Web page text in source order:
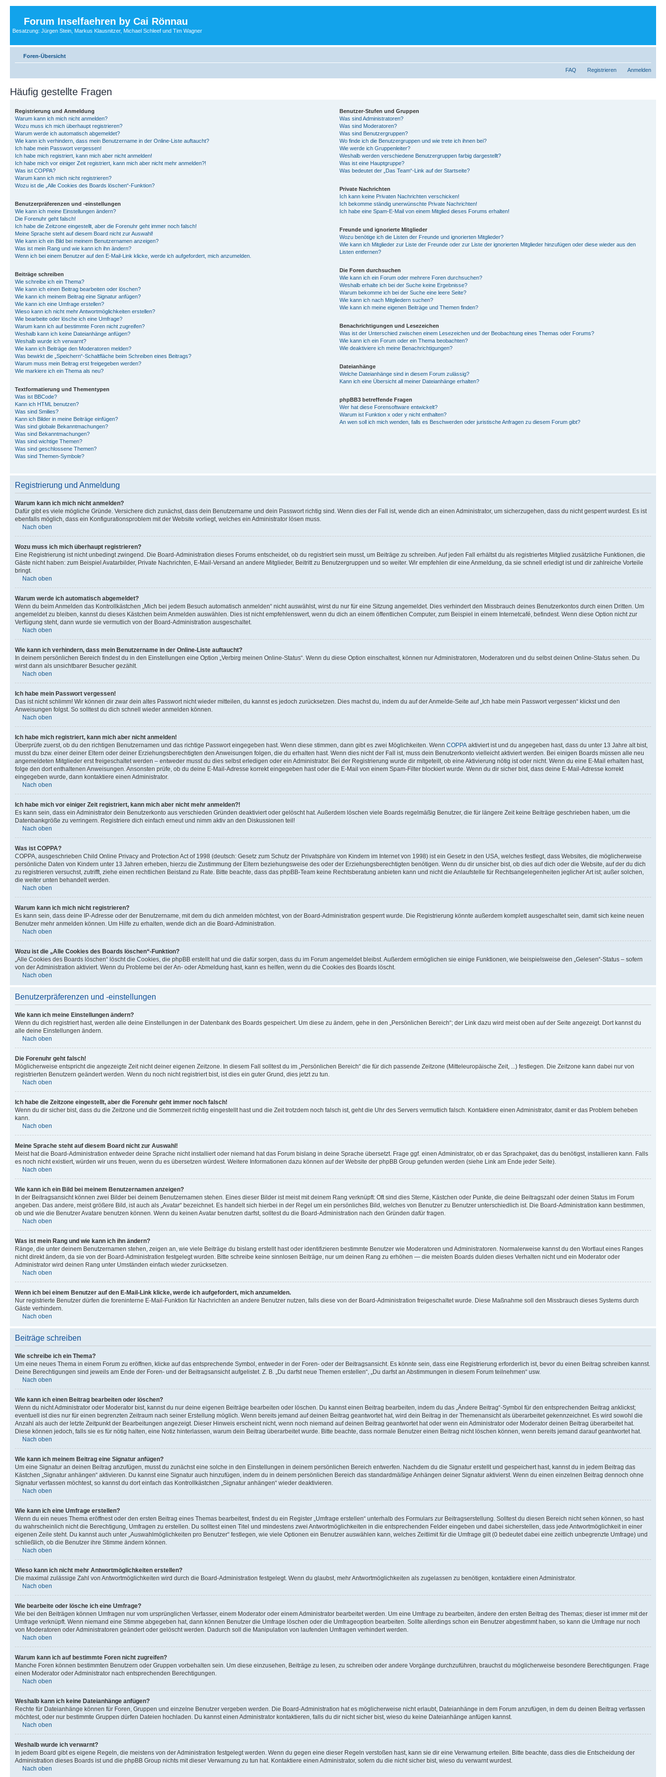
Forum Inselfaehren by Cai Rönnau
Besatzung: Jürgen Stein, Markus Klausnitzer, Michael Schleef und Tim Wagner
Foren-Übersicht
FAQ Registrieren Anmelden
Häufig gestellte Fragen
Registrierung und Anmeldung
Warum kann ich mich nicht anmelden?
Wozu muss ich mich überhaupt registrieren?
Warum werde ich automatisch abgemeldet?
Wie kann ich verhindern, dass mein Benutzername in der Online-Liste auftaucht?
Ich habe mein Passwort vergessen!
Ich habe mich registriert, kann mich aber nicht anmelden!
Ich habe mich vor einiger Zeit registriert, kann mich aber nicht mehr anmelden?!
Was ist COPPA?
Warum kann ich mich nicht registrieren?
Wozu ist die „Alle Cookies des Boards löschen“-Funktion?
Benutzerpräferenzen und -einstellungen
Wie kann ich meine Einstellungen ändern?
Die Forenuhr geht falsch!
Ich habe die Zeitzone eingestellt, aber die Forenuhr geht immer noch falsch!
Meine Sprache steht auf diesem Board nicht zur Auswahl!
Wie kann ich ein Bild bei meinem Benutzernamen anzeigen?
Was ist mein Rang und wie kann ich ihn ändern?
Wenn ich bei einem Benutzer auf den E-Mail-Link klicke, werde ich aufgefordert, mich anzumelden.
Beiträge schreiben
Wie schreibe ich ein Thema?
Wie kann ich einen Beitrag bearbeiten oder löschen?
Wie kann ich meinem Beitrag eine Signatur anfügen?
Wie kann ich eine Umfrage erstellen?
Wieso kann ich nicht mehr Antwortmöglichkeiten erstellen?
Wie bearbeite oder lösche ich eine Umfrage?
Warum kann ich auf bestimmte Foren nicht zugreifen?
Weshalb kann ich keine Dateianhänge anfügen?
Weshalb wurde ich verwarnt?
Wie kann ich Beiträge den Moderatoren melden?
Was bewirkt die „Speichern“-Schaltfläche beim Schreiben eines Beitrags?
Warum muss mein Beitrag erst freigegeben werden?
Wie markiere ich ein Thema als neu?
Textformatierung und Thementypen
Was ist BBCode?
Kann ich HTML benutzen?
Was sind Smilies?
Kann ich Bilder in meine Beiträge einfügen?
Was sind globale Bekanntmachungen?
Was sind Bekanntmachungen?
Was sind wichtige Themen?
Was sind geschlossene Themen?
Was sind Themen-Symbole?
Benutzer-Stufen und Gruppen
Was sind Administratoren?
Was sind Moderatoren?
Was sind Benutzergruppen?
Wo finde ich die Benutzergruppen und wie trete ich ihnen bei?
Wie werde ich Gruppenleiter?
Weshalb werden verschiedene Benutzergruppen farbig dargestellt?
Was ist eine Hauptgruppe?
Was bedeutet der „Das Team“-Link auf der Startseite?
Private Nachrichten
Ich kann keine Privaten Nachrichten verschicken!
Ich bekomme ständig unerwünschte Private Nachrichten!
Ich habe eine Spam-E-Mail von einem Mitglied dieses Forums erhalten!
Freunde und ignorierte Mitglieder
Wozu benötige ich die Listen der Freunde und ignorierten Mitglieder?
Wie kann ich Mitglieder zur Liste der Freunde oder zur Liste der ignorierten Mitglieder hinzufügen oder diese wieder aus den
Listen entfernen?
Die Foren durchsuchen
Wie kann ich ein Forum oder mehrere Foren durchsuchen?
Weshalb erhalte ich bei der Suche keine Ergebnisse?
Warum bekomme ich bei der Suche eine leere Seite?
Wie kann ich nach Mitgliedern suchen?
Wie kann ich meine eigenen Beiträge und Themen finden?
Benachrichtigungen und Lesezeichen
Was ist der Unterschied zwischen einem Lesezeichen und der Beobachtung eines Themas oder Forums?
Wie kann ich ein Forum oder ein Thema beobachten?
Wie deaktiviere ich meine Benachrichtigungen?
Dateianhänge
Welche Dateianhänge sind in diesem Forum zulässig?
Kann ich eine Übersicht all meiner Dateianhänge erhalten?
phpBB3 betreffende Fragen
Wer hat diese Forensoftware entwickelt?
Warum ist Funktion x oder y nicht enthalten?
An wen soll ich mich wenden, falls es Beschwerden oder juristische Anfragen zu diesem Forum gibt?
Registrierung und Anmeldung
Warum kann ich mich nicht anmelden?
Dafür gibt es viele mögliche Gründe. Versichere dich zunächst, dass dein Benutzername und dein Passwort richtig sind. Wenn dies der Fall ist, wende dich an einen Administrator, um sicherzugehen, dass du nicht gesperrt wurdest. Es ist
ebenfalls möglich, dass ein Konfigurationsproblem mit der Website vorliegt, welches ein Administrator lösen muss.
Nach oben
Wozu muss ich mich überhaupt registrieren?
Eine Registrierung ist nicht unbedingt zwingend. Die Board-Administration dieses Forums entscheidet, ob du registriert sein musst, um Beiträge zu schreiben. Auf jeden Fall erhältst du als registriertes Mitglied zusätzliche Funktionen, die
Gäste nicht haben: zum Beispiel Avatarbilder, Private Nachrichten, E-Mail-Versand an andere Mitglieder, Beitritt zu Benutzergruppen und so weiter. Wir empfehlen dir eine Anmeldung, da sie schnell erledigt ist und dir zahlreiche Vorteile
bringt.
Nach oben
Warum werde ich automatisch abgemeldet?
Wenn du beim Anmelden das Kontrollkästchen „Mich bei jedem Besuch automatisch anmelden“ nicht auswählst, wirst du nur für eine Sitzung angemeldet. Dies verhindert den Missbrauch deines Benutzerkontos durch einen Dritten. Um
angemeldet zu bleiben, kannst du dieses Kästchen beim Anmelden auswählen. Dies ist nicht empfehlenswert, wenn du dich an einem öffentlichen Computer, zum Beispiel in einem Internetcafé, befindest. Wenn diese Option nicht zur
Verfügung steht, dann wurde sie vermutlich von der Board-Administration ausgeschaltet.
Nach oben
Wie kann ich verhindern, dass mein Benutzername in der Online-Liste auftaucht?
In deinem persönlichen Bereich findest du in den Einstellungen eine Option „Verbirg meinen Online-Status“. Wenn du diese Option einschaltest, können nur Administratoren, Moderatoren und du selbst deinen Online-Status sehen. Du
wirst dann als unsichtbarer Besucher gezählt.
Nach oben
Ich habe mein Passwort vergessen!
Das ist nicht schlimm! Wir können dir zwar dein altes Passwort nicht wieder mitteilen, du kannst es jedoch zurücksetzen. Dies machst du, indem du auf der Anmelde-Seite auf „Ich habe mein Passwort vergessen“ klickst und den
Anweisungen folgst. So solltest du dich schnell wieder anmelden können.
Nach oben
Ich habe mich registriert, kann mich aber nicht anmelden!
Überprüfe zuerst, ob du den richtigen Benutzernamen und das richtige Passwort eingegeben hast. Wenn diese stimmen, dann gibt es zwei Möglichkeiten. Wenn COPPA aktiviert ist und du angegeben hast, dass du unter 13 Jahre alt bist,
musst du bzw. einer deiner Eltern oder deiner Erziehungsberechtigten den Anweisungen folgen, die du erhalten hast. Wenn dies nicht der Fall ist, muss dein Benutzerkonto vielleicht aktiviert werden. Bei einigen Boards müssen alle neu
angemeldeten Mitglieder erst freigeschaltet werden – entweder musst du dies selbst erledigen oder ein Administrator. Bei der Registrierung wurde dir mitgeteilt, ob eine Aktivierung nötig ist oder nicht. Wenn du eine E-Mail erhalten hast,
folge den dort enthaltenen Anweisungen. Ansonsten prüfe, ob du deine E-Mail-Adresse korrekt eingegeben hast oder die E-Mail von einem Spam-Filter blockiert wurde. Wenn du dir sicher bist, dass deine E-Mail-Adresse korrekt
eingegeben wurde, dann kontaktiere einen Administrator.
Nach oben
Ich habe mich vor einiger Zeit registriert, kann mich aber nicht mehr anmelden?!
Es kann sein, dass ein Administrator dein Benutzerkonto aus verschieden Gründen deaktiviert oder gelöscht hat. Außerdem löschen viele Boards regelmäßig Benutzer, die für längere Zeit keine Beiträge geschrieben haben, um die
Datenbankgröße zu verringern. Registriere dich einfach erneut und nimm aktiv an den Diskussionen teil!
Nach oben
Was ist COPPA?
COPPA, ausgeschrieben Child Online Privacy and Protection Act of 1998 (deutsch: Gesetz zum Schutz der Privatsphäre von Kindern im Internet von 1998) ist ein Gesetz in den USA, welches festlegt, dass Websites, die möglicherweise
persönliche Daten von Kindern unter 13 Jahren erheben, hierzu die Zustimmung der Eltern beziehungsweise des oder der Erziehungsberechtigten benötigen. Wenn du dir unsicher bist, ob dies auf dich oder die Website, auf der du dich
zu registrieren versuchst, zutrifft, ziehe einen rechtlichen Beistand zu Rate. Bitte beachte, dass das phpBB-Team keine Rechtsberatung anbieten kann und nicht die Anlaufstelle für Rechtsangelegenheiten jeglicher Art ist; außer solchen,
die weiter unten behandelt werden.
Nach oben
Warum kann ich mich nicht registrieren?
Es kann sein, dass deine IP-Adresse oder der Benutzername, mit dem du dich anmelden möchtest, von der Board-Administration gesperrt wurde. Die Registrierung könnte außerdem komplett ausgeschaltet sein, damit sich keine neuen
Benutzer mehr anmelden können. Um Hilfe zu erhalten, wende dich an die Board-Administration.
Nach oben
Wozu ist die „Alle Cookies des Boards löschen“-Funktion?
„Alle Cookies des Boards löschen“ löscht die Cookies, die phpBB erstellt hat und die dafür sorgen, dass du im Forum angemeldet bleibst. Außerdem ermöglichen sie einige Funktionen, wie beispielsweise den „Gelesen“-Status – sofern
von der Administration aktiviert. Wenn du Probleme bei der An- oder Abmeldung hast, kann es helfen, wenn du die Cookies des Boards löscht.
Nach oben
Benutzerpräferenzen und -einstellungen
Wie kann ich meine Einstellungen ändern?
Wenn du dich registriert hast, werden alle deine Einstellungen in der Datenbank des Boards gespeichert. Um diese zu ändern, gehe in den „Persönlichen Bereich“; der Link dazu wird meist oben auf der Seite angezeigt. Dort kannst du
alle deine Einstellungen ändern.
Nach oben
Die Forenuhr geht falsch!
Möglicherweise entspricht die angezeigte Zeit nicht deiner eigenen Zeitzone. In diesem Fall solltest du im „Persönlichen Bereich“ die für dich passende Zeitzone (Mitteleuropäische Zeit, ...) festlegen. Die Zeitzone kann dabei nur von
registrierten Benutzern geändert werden. Wenn du noch nicht registriert bist, ist dies ein guter Grund, dies jetzt zu tun.
Nach oben
Ich habe die Zeitzone eingestellt, aber die Forenuhr geht immer noch falsch!
Wenn du dir sicher bist, dass du die Zeitzone und die Sommerzeit richtig eingestellt hast und die Zeit trotzdem noch falsch ist, geht die Uhr des Servers vermutlich falsch. Kontaktiere einen Administrator, damit er das Problem beheben
kann.
Nach oben
Meine Sprache steht auf diesem Board nicht zur Auswahl!
Meist hat die Board-Administration entweder deine Sprache nicht installiert oder niemand hat das Forum bislang in deine Sprache übersetzt. Frage ggf. einen Administrator, ob er das Sprachpaket, das du benötigst, installieren kann. Falls
es noch nicht existiert, würden wir uns freuen, wenn du es übersetzen würdest. Weitere Informationen dazu können auf der Website der phpBB Group gefunden werden (siehe Link am Ende jeder Seite).
Nach oben
Wie kann ich ein Bild bei meinem Benutzernamen anzeigen?
In der Beitragsansicht können zwei Bilder bei deinem Benutzernamen stehen. Eines dieser Bilder ist meist mit deinem Rang verknüpft: Oft sind dies Sterne, Kästchen oder Punkte, die deine Beitragszahl oder deinen Status im Forum
angeben. Das andere, meist größere Bild, ist auch als „Avatar“ bezeichnet. Es handelt sich hierbei in der Regel um ein persönliches Bild, welches von Benutzer zu Benutzer unterschiedlich ist. Die Board-Administration kann bestimmen,
ob und wie die Benutzer Avatare benutzen können. Wenn du keinen Avatar benutzen darfst, solltest du die Board-Administration nach den Gründen dafür fragen.
Nach oben
Was ist mein Rang und wie kann ich ihn ändern?
Ränge, die unter deinem Benutzernamen stehen, zeigen an, wie viele Beiträge du bislang erstellt hast oder identifizieren bestimmte Benutzer wie Moderatoren und Administratoren. Normalerweise kannst du den Wortlaut eines Ranges
nicht direkt ändern, da sie von der Board-Administration festgelegt wurden. Bitte schreibe keine sinnlosen Beiträge, nur um deinen Rang zu erhöhen — die meisten Boards dulden dieses Verhalten nicht und ein Moderator oder
Administrator wird deinen Rang unter Umständen einfach wieder zurücksetzen.
Nach oben
Wenn ich bei einem Benutzer auf den E-Mail-Link klicke, werde ich aufgefordert, mich anzumelden.
Nur registrierte Benutzer dürfen die foreninterne E-Mail-Funktion für Nachrichten an andere Benutzer nutzen, falls diese von der Board-Administration freigeschaltet wurde. Diese Maßnahme soll den Missbrauch dieses Systems durch
Gäste verhindern.
Nach oben
Beiträge schreiben
Wie schreibe ich ein Thema?
Um eine neues Thema in einem Forum zu eröffnen, klicke auf das entsprechende Symbol, entweder in der Foren- oder der Beitragsansicht. Es könnte sein, dass eine Registrierung erforderlich ist, bevor du einen Beitrag schreiben kannst.
Deine Berechtigungen sind jeweils am Ende der Foren- und der Beitragsansicht aufgelistet. Z. B. „Du darfst neue Themen erstellen“, „Du darfst an Abstimmungen in diesem Forum teilnehmen“ usw.
Nach oben
Wie kann ich einen Beitrag bearbeiten oder löschen?
Wenn du nicht Administrator oder Moderator bist, kannst du nur deine eigenen Beiträge bearbeiten oder löschen. Du kannst einen Beitrag bearbeiten, indem du das „Ändere Beitrag“-Symbol für den entsprechenden Beitrag anklickst;
eventuell ist dies nur für einen begrenzten Zeitraum nach seiner Erstellung möglich. Wenn bereits jemand auf deinen Beitrag geantwortet hat, wird dein Beitrag in der Themenansicht als überarbeitet gekennzeichnet. Es wird sowohl die
Anzahl als auch der letzte Zeitpunkt der Bearbeitungen angezeigt. Dieser Hinweis erscheint nicht, wenn noch niemand auf deinen Beitrag geantwortet hat oder wenn ein Administrator oder Moderator deinen Beitrag überarbeitet hat.
Diese können jedoch, falls sie es für nötig halten, eine Notiz hinterlassen, warum dein Beitrag überarbeitet wurde. Bitte beachte, dass normale Benutzer einen Beitrag nicht löschen können, wenn bereits jemand darauf geantwortet hat.
Nach oben
Wie kann ich meinem Beitrag eine Signatur anfügen?
Um eine Signatur an deinen Beitrag anzufügen, musst du zunächst eine solche in den Einstellungen in deinem persönlichen Bereich entwerfen. Nachdem du die Signatur erstellt und gespeichert hast, kannst du in jedem Beitrag das
Kästchen „Signatur anhängen“ aktivieren. Du kannst eine Signatur auch hinzufügen, indem du in deinem persönlichen Bereich das standardmäßige Anhängen deiner Signatur aktivierst. Wenn du einen einzelnen Beitrag dennoch ohne
Signatur verfassen möchtest, so kannst du dort einfach das Kontrollkästchen „Signatur anhängen“ wieder deaktivieren.
Nach oben
Wie kann ich eine Umfrage erstellen?
Wenn du ein neues Thema eröffnest oder den ersten Beitrag eines Themas bearbeitest, findest du ein Register „Umfrage erstellen“ unterhalb des Formulars zur Beitragserstellung. Solltest du diesen Bereich nicht sehen können, so hast
du wahrscheinlich nicht die Berechtigung, Umfragen zu erstellen. Du solltest einen Titel und mindestens zwei Antwortmöglichkeiten in die entsprechenden Felder eingeben und dabei sicherstellen, dass jede Antwortmöglichkeit in einer
eigenen Zeile steht. Du kannst auch unter „Auswahlmöglichkeiten pro Benutzer“ festlegen, wie viele Optionen ein Benutzer auswählen kann, welches Zeitlimit für die Umfrage gilt (0 bedeutet dabei eine zeitlich unbegrenzte Umfrage) und
schließlich, ob die Benutzer ihre Stimme ändern können.
Nach oben
Wieso kann ich nicht mehr Antwortmöglichkeiten erstellen?
Die maximal zulässige Zahl von Antwortmöglichkeiten wird durch die Board-Administration festgelegt. Wenn du glaubst, mehr Antwortmöglichkeiten als zugelassen zu benötigen, kontaktiere einen Administrator.
Nach oben
Wie bearbeite oder lösche ich eine Umfrage?
Wie bei den Beiträgen können Umfragen nur vom ursprünglichen Verfasser, einem Moderator oder einem Administrator bearbeitet werden. Um eine Umfrage zu bearbeiten, ändere den ersten Beitrag des Themas; dieser ist immer mit der
Umfrage verknüpft. Wenn niemand eine Stimme abgegeben hat, dann können Benutzer die Umfrage löschen oder die Umfrageoption bearbeiten. Sollte allerdings schon ein Benutzer abgestimmt haben, so kann die Umfrage nur noch
von Moderatoren oder Administratoren geändert oder gelöscht werden. Dadurch soll die Manipulation von laufenden Umfragen verhindert werden.
Nach oben
Warum kann ich auf bestimmte Foren nicht zugreifen?
Manche Foren können bestimmten Benutzern oder Gruppen vorbehalten sein. Um diese einzusehen, Beiträge zu lesen, zu schreiben oder andere Vorgänge durchzuführen, brauchst du möglicherweise besondere Berechtigungen. Frage
einen Moderator oder Administrator nach entsprechenden Berechtigungen.
Nach oben
Weshalb kann ich keine Dateianhänge anfügen?
Rechte für Dateianhänge können für Foren, Gruppen und einzelne Benutzer vergeben werden. Die Board-Administration hat es möglicherweise nicht erlaubt, Dateianhänge in dem Forum anzufügen, in dem du deinen Beitrag verfassen
möchtest, oder nur bestimmte Gruppen dürfen Dateien hochladen. Du kannst einen Administrator kontaktieren, falls du dir nicht sicher bist, wieso du keine Dateianhänge anfügen kannst.
Nach oben
Weshalb wurde ich verwarnt?
In jedem Board gibt es eigene Regeln, die meistens von der Administration festgelegt werden. Wenn du gegen eine dieser Regeln verstoßen hast, kann sie dir eine Verwarnung erteilen. Bitte beachte, dass dies die Entscheidung der
Administration dieses Boards ist und die phpBB Group nichts mit dieser Verwarnung zu tun hat. Kontaktiere einen Administrator, sofern du die nicht sicher bist, wieso du verwarnt wurdest.
Nach oben